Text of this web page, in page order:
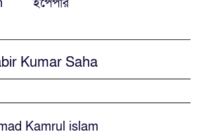
প্রাণনাশের আশঙ্কা থাকলেও ডিসেম্বরের
মধ্যেই বাংলাদেশে ফিরতে চান শেখ
হাসিনা
ইপেপার
Kumar Saha
Kamrul islam